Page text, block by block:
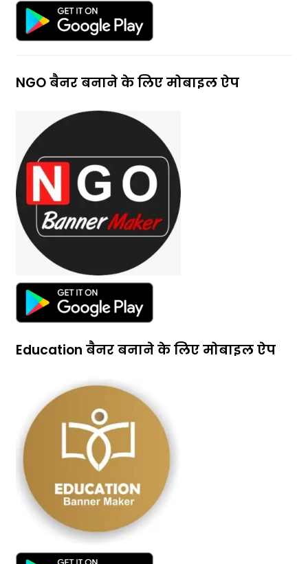
NGO बैनर बनाने के लिए मोबाइल ऐप
Education बैनर बनाने के लिए मोबाइल ऐप